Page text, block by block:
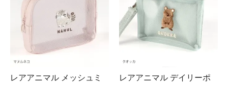
レアアニマル メッシュミ
レアアニマル デイリーポ